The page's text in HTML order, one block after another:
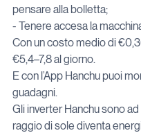
pensare alla bolletta;
- Tenere accesa la
Con un costo medio di
€5,4–7,8 al giorno.
E con l’App Hanchu puoi
guadagni.
Gli inverter Hanchu sono
raggio di sole diventa